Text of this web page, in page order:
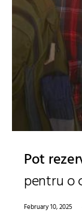
Pot
pentru o
February 10, 2025